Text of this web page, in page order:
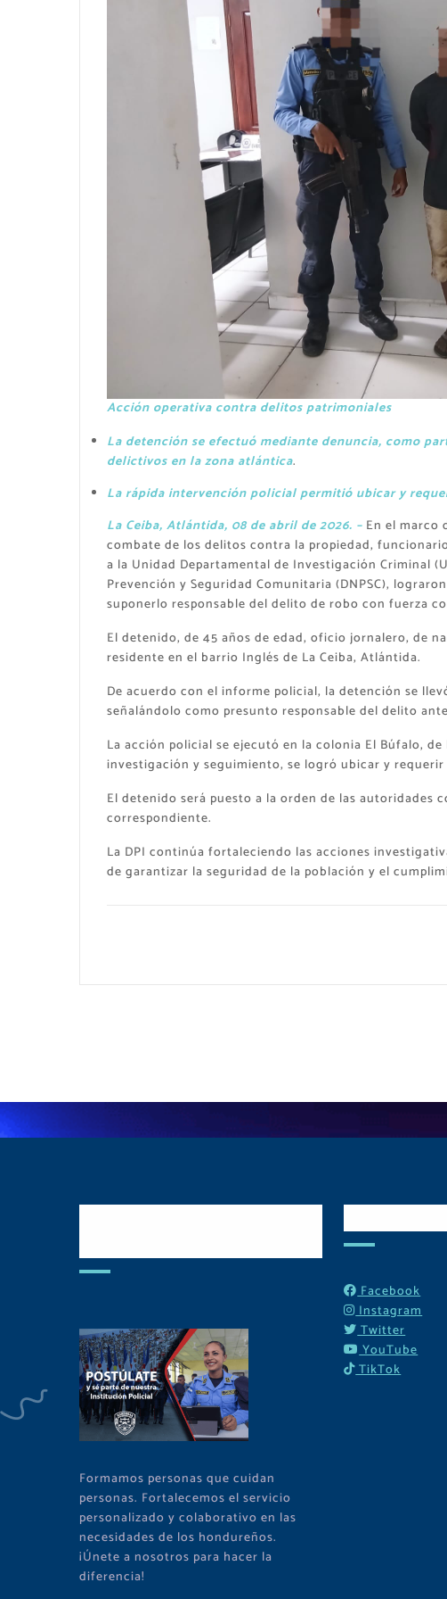
Acción operativa contra delitos patrimoniales
La detención se efectuó mediante denuncia, como
delictivos en la zona atlántica.
La rápida intervención policial permitió ubicar y
La Ceiba, Atlántida, 08 de abril de 2026. –En el marco
combate de los delitos contra la propiedad,
a la Unidad Departamental de Investigación Criminal
Prevención y Seguridad Comunitaria (DNPSC),
suponerlo responsable del delito de robo con fuerza
El detenido, de 45 años de edad, oficio jornalero, de
residente en el barrio Inglés de La Ceiba, Atlántida.
De acuerdo con el informe policial, la detención se
señalándolo como presunto responsable del delito
La acción policial se ejecutó en la colonia El Búfalo,
investigación y seguimiento, se logró ubicar y
El detenido será puesto a la orden de las autoridades
correspondiente.
La DPI continúa fortaleciendo las acciones
de garantizar la seguridad de la población y el
Formamos personas que cuidan
personas. Fortalecemos el servicio
personalizado y colaborativo en las
necesidades de los hondureños.
¡Únete a nosotros para hacer la
diferencia!
Facebook
Instagram
Twitter
YouTube
TikTok